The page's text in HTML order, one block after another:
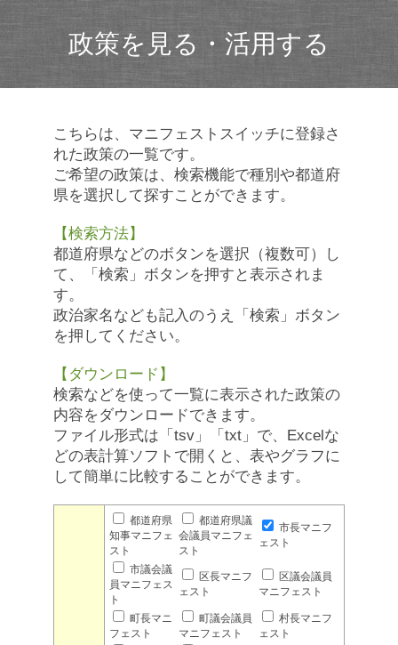
政策を見る・活用する
こちらは、マニフェストスイッチに登録さ
れた政策の一覧です。
ご希望の政策は、検索機能で種別や都道府
県を選択して探すことができます。
【検索方法】
都道府県などのボタンを選択（複数可）し
て、「検索」ボタンを押すと表示されま
す。
政治家名なども記入のうえ「検索」ボタン
を押してください。
【ダウンロード】
検索などを使って一覧に表示された政策の
内容をダウンロードできます。
ファイル形式は「tsv」「txt」で、Excelな
どの表計算ソフトで開くと、表やグラフに
して簡単に比較することができます。
都道府県
知事マニフェ
スト
都道府県議
会議員マニフェ
スト
市長マニフ
ェスト
市議会議
員マニフェス
ト
区長マニフ
ェスト
区議会議員
マニフェスト
町長マニ
フェスト
町議会議員
マニフェスト
村長マニフ
ェスト